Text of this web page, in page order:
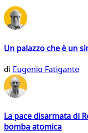
Un palazzo che è un
di Eugenio Fatigante
La pace disarmata di
bomba atomica